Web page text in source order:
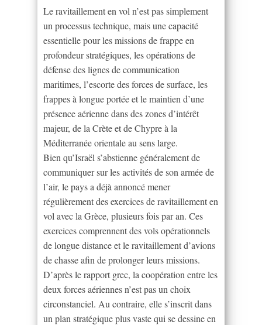
Le ravitaillement en vol n’est pas simplement
un processus technique, mais une capacité
essentielle pour les missions de frappe en
profondeur stratégiques, les opérations de
défense des lignes de communication
maritimes, l’escorte des forces de surface, les
frappes à longue portée et le maintien d’une
présence aérienne dans des zones d’intérêt
majeur, de la Crète et de Chypre à la
Méditerranée orientale au sens large.
Bien qu’Israël s’abstienne généralement de
communiquer sur les activités de son armée de
l’air, le pays a déjà annoncé mener
régulièrement des exercices de ravitaillement en
vol avec la Grèce, plusieurs fois par an. Ces
exercices comprennent des vols opérationnels
de longue distance et le ravitaillement d’avions
de chasse afin de prolonger leurs missions.
D’après le rapport grec, la coopération entre les
deux forces aériennes n’est pas un choix
circonstanciel. Au contraire, elle s’inscrit dans
un plan stratégique plus vaste qui se dessine en